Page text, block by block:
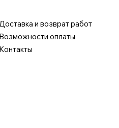
и возврат работ
Возможности оплаты
Контакты